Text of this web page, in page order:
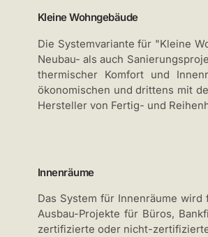
Kleine Wohngebäude
Die Systemvariante für "Kleine
Neubau- als auch
thermischer Komfort und
ökonomischen und drittens mit
Hersteller von Fertig- und
Innenräume
Das System für Innenräume
Ausbau-Projekte für Büros,
zertifizierte oder nicht-